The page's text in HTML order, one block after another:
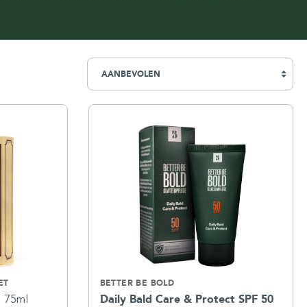
75ml
BETTER BE BOLD
Daily Bald Care & Protect SPF 50